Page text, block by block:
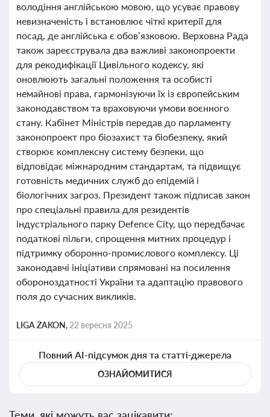
володіння англійською мовою, що усуває правову
невизначеність і встановлює чіткі критерії для
посад, де англійська є обов’язковою. Верховна Рада
також зареєструвала два важливі законопроекти
для рекодифікації Цивільного кодексу, які
оновлюють загальні положення та особисті
немайнові права, гармонізуючи їх із європейським
законодавством та враховуючи умови воєнного
стану. Кабінет Міністрів передав до парламенту
законопроект про біозахист та біобезпеку, який
створює комплексну систему безпеки, що
відповідає міжнародним стандартам, та підвищує
готовність медичних служб до епідемій і
біологічних загроз. Президент також підписав закон
про спеціальні правила для резидентів
індустріального парку Defence City, що передбачає
податкові пільги, спрощення митних процедур і
підтримку оборонно-промислового комплексу. Ці
законодавчі ініціативи спрямовані на посилення
обороноздатності України та адаптацію правового
поля до сучасних викликів.
LIGA ZAKON, 22 вересня 2025
Повний AI-підсумок дня та статті-джерела
ОЗНАЙОМИТИСЯ